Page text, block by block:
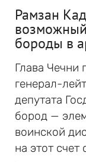
Рамзан
бороды в
Глава Чечни
генерал-
депутата
бород —
воинской
на этот